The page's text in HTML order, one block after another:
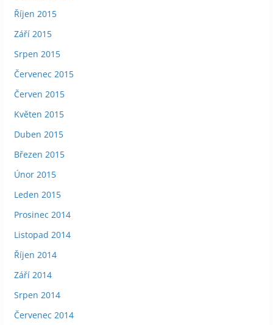
Říjen 2015
Září 2015
Srpen 2015
Červenec 2015
Červen 2015
Květen 2015
Duben 2015
Březen 2015
Únor 2015
Leden 2015
Prosinec 2014
Listopad 2014
Říjen 2014
Září 2014
Srpen 2014
Červenec 2014